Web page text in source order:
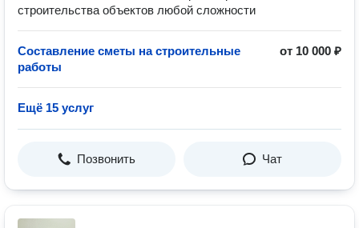
строительства объектов любой сложности
Составление сметы на строительные
работы
от 10 000 ₽
Ещё 15 услуг
Позвонить Чат